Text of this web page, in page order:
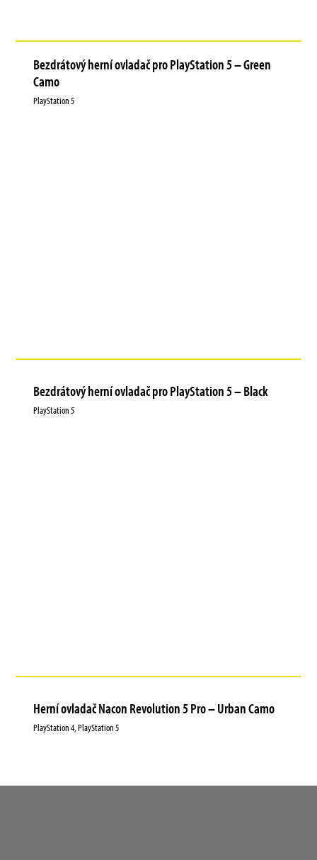
Bezdrátový herní ovladač pro PlayStation 5 – Green
Camo
PlayStation 5
Bezdrátový herní ovladač pro PlayStation 5 – Black
PlayStation 5
Herní ovladač Nacon Revolution 5 Pro – Urban Camo
PlayStation 4, PlayStation 5